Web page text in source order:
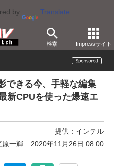
by Translate
検索 Impressサイト
できる今、手軽な編集
新CPUを使った爆速エ
提供： インテル
原一輝
2020年11月26日 08:00